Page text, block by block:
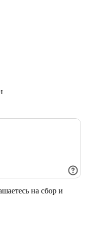
на сбор и